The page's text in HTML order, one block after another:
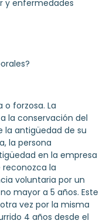
y enfermedades
o forzosa. La
la conservación del
la antigüedad de su
la persona
en la empresa
la
voluntaria por un
mayor a 5 años. Este
vez por la misma
4 años desde el